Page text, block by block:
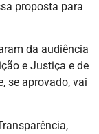
proposta para
da audiência
e Justiça e de
se aprovado, vai